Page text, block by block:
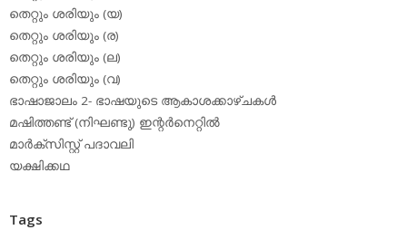
തെറ്റും ശരിയും (യ)
തെറ്റും ശരിയും (ര)
തെറ്റും ശരിയും (ല)
തെറ്റും ശരിയും (വ)
ഭാഷാജാലം 2- ഭാഷയുടെ ആകാശക്കാഴ്ചകള്‍
മഷിത്തണ്ട് (നിഘണ്ടു) ഇന്റര്‍നെറ്റില്‍
മാര്‍ക്‌സിസ്റ്റ് പദാവലി
യക്ഷിക്കഥ
Tags